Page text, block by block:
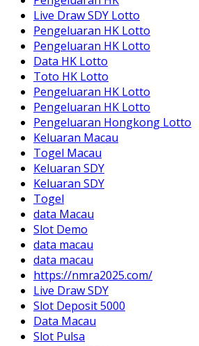
Live Draw SDY Lotto
Pengeluaran HK Lotto
Pengeluaran HK Lotto
Data HK Lotto
Toto HK Lotto
Pengeluaran HK Lotto
Pengeluaran HK Lotto
Pengeluaran Hongkong Lotto
Keluaran Macau
Togel Macau
Keluaran SDY
Keluaran SDY
Togel
data Macau
Slot Demo
data macau
data macau
https://nmra2025.com/
Live Draw SDY
Slot Deposit 5000
Data Macau
Slot Pulsa